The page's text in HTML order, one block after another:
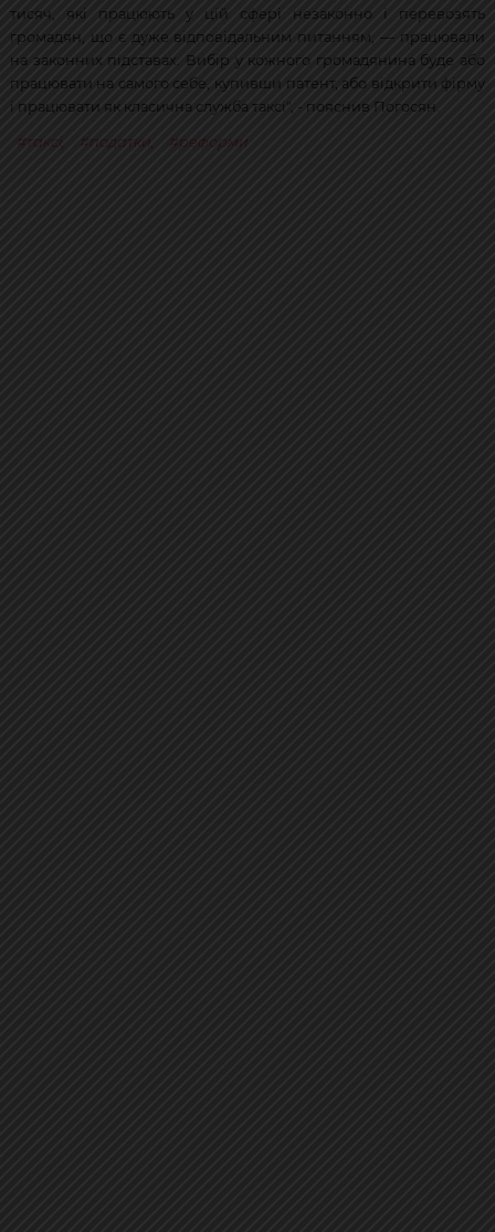
тисяч, які працюють у цій сфері незаконно і перевозять
громадян, що є дуже відповідальним питанням, — працювали
на законних підставах. Вибір у кожного громадянина буде або
працювати на самого себе, купивши патент, або відкрити фірму
і працювати як класична служба таксі", - пояснив Погосян.
таксі, податки реформи